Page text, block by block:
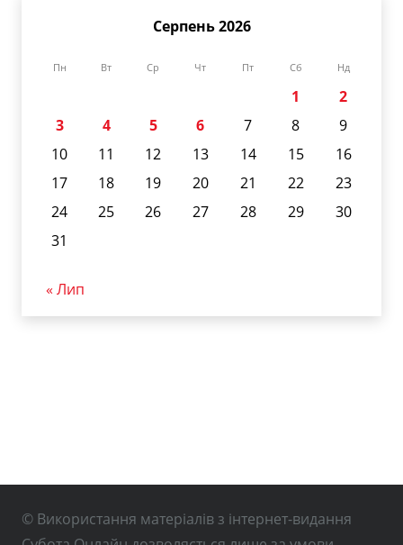
Серпень 2026
Пн Вт Ср Чт Пт Сб Нд
1
2
3
4 5 6 7 8
9
10
11 12 13 14 15
16
17
18 19 20 21 22
23
24
25 26 27 28 29
30
31
« Лип
© Використання матеріалів з інтернет-видання